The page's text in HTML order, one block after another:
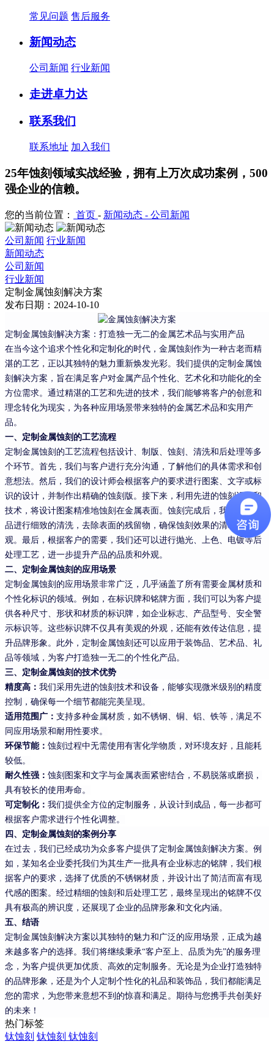
常见问题 售后服务
新闻动态
公司新闻 行业新闻
走进卓力达
联系我们
联系地址 加入我们
25年蚀刻领域实战经验，拥有上万次成功案例，500
强企业的信赖。
您的当前位置： 首页 - 新闻动态 - 公司新闻
公司新闻 行业新闻
新闻动态
公司新闻
行业新闻
定制金属蚀刻解决方案
发布日期：2024-10-10
定制金属蚀刻解决方案：打造独一无二的金属艺术品与实用产品
在当今这个追求个性化和定制化的时代，金属蚀刻作为一种古老而精
湛的工艺，正以其独特的魅力重新焕发光彩。我们提供的定制金属蚀
刻解决方案，旨在满足客户对金属产品个性化、艺术化和功能化的全
方位需求。通过精湛的工艺和先进的技术，我们能够将客户的创意和
理念转化为现实，为各种应用场景带来独特的金属艺术品和实用产
品。
一、定制金属蚀刻的工艺流程
定制金属蚀刻的工艺流程包括设计、制版、蚀刻、清洗和后处理等多
个环节。首先，我们与客户进行充分沟通，了解他们的具体需求和创
意想法。然后，我们的设计师会根据客户的要求进行图案、文字或标
识的设计，并制作出精确的蚀刻版。接下来，利用先进的蚀刻设备和
技术，将设计图案精准地蚀刻在金属表面。蚀刻完成后，我们会对产
品进行细致的清洗，去除表面的残留物，确保蚀刻效果的清晰和美
观。最后，根据客户的需要，我们还可以进行抛光、上色、电镀等后
处理工艺，进一步提升产品的品质和外观。
二、定制金属蚀刻的应用场景
定制金属蚀刻的应用场景非常广泛，几乎涵盖了所有需要金属材质和
个性化标识的领域。例如，在标识牌和铭牌方面，我们可以为客户提
供各种尺寸、形状和材质的标识牌，如企业标志、产品型号、安全警
示标识等。这些标识牌不仅具有美观的外观，还能有效传达信息，提
升品牌形象。此外，定制金属蚀刻还可以应用于装饰品、艺术品、礼
品等领域，为客户打造独一无二的个性化产品。
三、定制金属蚀刻的技术优势
精度高： 我们采用先进的蚀刻技术和设备，能够实现微米级别的精度
控制，确保每一个细节都能完美呈现。
适用范围广： 支持多种金属材质，如不锈钢、铜、铝、铁等，满足不
同应用场景和耐用性要求。
环保节能： 蚀刻过程中无需使用有害化学物质，对环境友好，且能耗
较低。
耐久性强： 蚀刻图案和文字与金属表面紧密结合，不易脱落或磨损，
具有较长的使用寿命。
可定制化： 我们提供全方位的定制服务，从设计到成品，每一步都可
根据客户需求进行个性化调整。
四、定制金属蚀刻的案例分享
在过去，我们已经成功为众多客户提供了定制金属蚀刻解决方案。例
如，某知名企业委托我们为其生产一批具有企业标志的铭牌，我们根
据客户的要求，选择了优质的不锈钢材质，并设计出了简洁而富有现
代感的图案。经过精细的蚀刻和后处理工艺，最终呈现出的铭牌不仅
具有极高的辨识度，还展现了企业的品牌形象和文化内涵。
五、结语
定制金属蚀刻解决方案以其独特的魅力和广泛的应用场景，正成为越
来越多客户的选择。我们将继续秉承“客户至上、品质为先”的服务理
念，为客户提供更加优质、高效的定制服务。无论是为企业打造独特
的品牌形象，还是为个人定制个性化的礼品和装饰品，我们都能满足
您的需求，为您带来意想不到的惊喜和满足。期待与您携手共创美好
的未来！
热门标签
钛蚀刻 钛蚀刻 钛蚀刻